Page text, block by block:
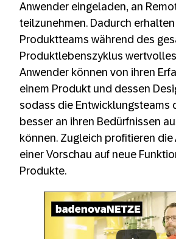
Anwender eingeladen, an
teilzunehmen. Dadurch erhalten
Produktteams während des
Produktlebenszyklus
Anwender können von ihren
einem Produkt und dessen
sodass die Entwicklungsteams
besser an ihren Bedürfnissen
können. Zugleich profitieren die
einer Vorschau auf neue
Produkte.